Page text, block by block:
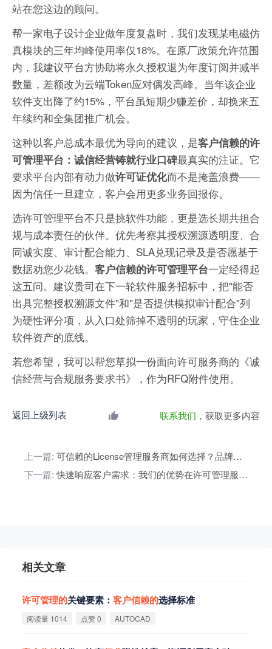
站在您这边的顾问。
帮一家电子设计企业做年度复盘时，我们发现某电磁仿
真模块的三年均峰使用率仅18%。在原厂政策允许范围
内，我建议平台方协助将永久授权退为年度订阅并减半
数量，差额改为云端Token应对偶发高峰。当年该企业
软件支出降了约15%，平台虽短期少赚差价，却换来五
年续约和全集团推广机会。
这种以客户总成本最优为导向的建议，是客户信赖的许
可管理平台：诚信经营铸就行业口碑最真实的注证。它
要求平台内部有动力做许可证优化而不是掩盖浪费——
因为信任一旦建立，客户会用更多业务回报你。
选许可管理平台不只是挑软件功能，更是选长期共担合
规与成本责任的伙伴。优先考察其授权溯源透明度、合
同诚实度、审计配合能力、SLA兑现记录及是否愿基于
数据劝您少花钱。 客户信赖的许可管理平台一定经得起
这五问。建议贵司在下一轮软件服务招标中，把"能否
出具完整授权溯源文件"和"是否提供模拟审计配合"列
为硬性评分项，从入口处筛掉不透明的玩家，守住企业
软件资产的底线。
若您希望，我可以帮您草拟一份面向许可服务商的《诚
信经营与合规服务要求书》，作为RFQ附件使用。
返回上级列表 联系我们 ，获取更多内容
上一篇:
可信赖的License管理服务商如何选择？品牌认证指南
下一篇:
快速响应客户需求：我们的优势在许可管理服务中的体现
相关文章
许可管理的关键要素： 客户信赖的选择标准
阅读量 1014 点赞 0 AUTOCAD